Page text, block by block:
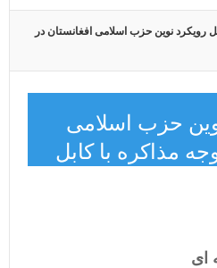
رویکرد نوین حزب اسلامی افغانستان در
حزب اسلامی
مذاکره با کابل
ای